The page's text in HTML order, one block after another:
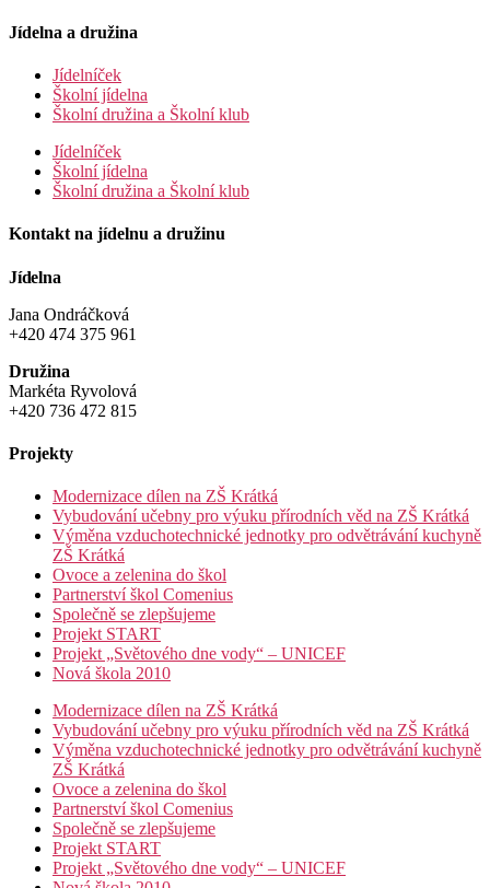
Jídelna a družina
Jídelníček
Školní jídelna
Školní družina a Školní klub
Jídelníček
Školní jídelna
Školní družina a Školní klub
Kontakt na jídelnu a družinu
Jídelna
Jana Ondráčková
+420 474 375 961
Družina
Markéta Ryvolová
+420 736 472 815
Projekty
Modernizace dílen na ZŠ Krátká
Vybudování učebny pro výuku přírodních věd na ZŠ Krátká
Výměna vzduchotechnické jednotky pro odvětrávání kuchyně
ZŠ Krátká
Ovoce a zelenina do škol
Partnerství škol Comenius
Společně se zlepšujeme
Projekt START
Projekt „Světového dne vody“ – UNICEF
Nová škola 2010
Modernizace dílen na ZŠ Krátká
Vybudování učebny pro výuku přírodních věd na ZŠ Krátká
Výměna vzduchotechnické jednotky pro odvětrávání kuchyně
ZŠ Krátká
Ovoce a zelenina do škol
Partnerství škol Comenius
Společně se zlepšujeme
Projekt START
Projekt „Světového dne vody“ – UNICEF